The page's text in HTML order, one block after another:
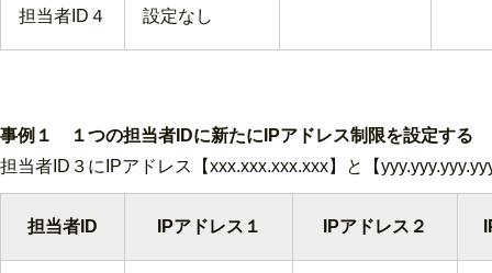
担当者ID４ 設定なし
事例１ １つの担当者IDに新たにIPアドレス制限を設定する
担当者ID３にIPアドレス【xxx.xxx.xxx.xxx】と【
担当者ID IPアドレス１ IPアドレス２